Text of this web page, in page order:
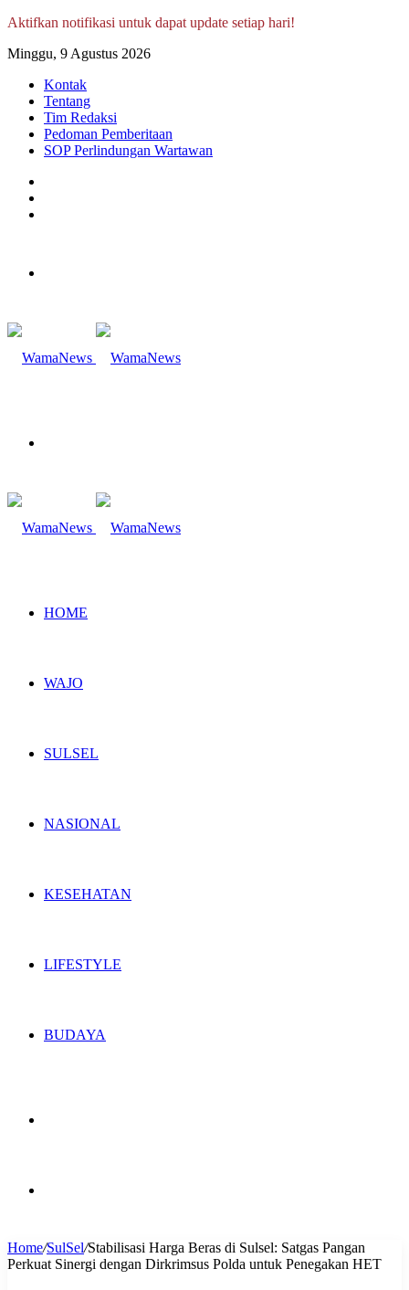
Aktifkan notifikasi untuk dapat update setiap hari!
Minggu, 9 Agustus 2026
Kontak
Tentang
Tim Redaksi
Pedoman Pemberitaan
SOP Perlindungan Wartawan
HOME
WAJO
SULSEL
NASIONAL
KESEHATAN
LIFESTYLE
BUDAYA
for
Home/SulSel/Stabilisasi Harga Beras di Sulsel: Satgas Pangan
Perkuat Sinergi dengan Dirkrimsus Polda untuk Penegakan HET